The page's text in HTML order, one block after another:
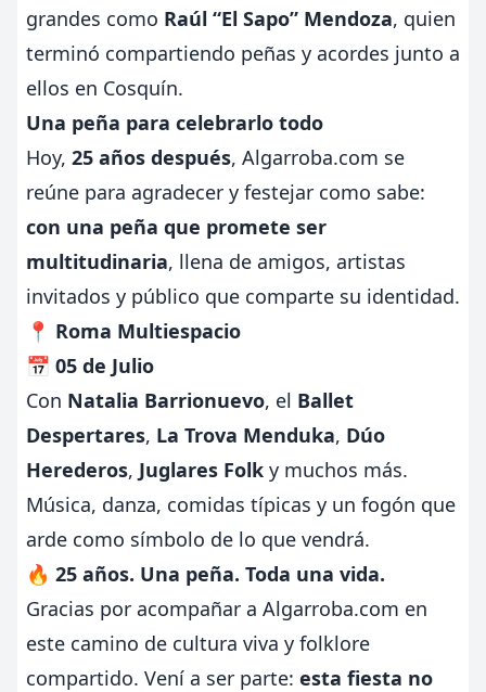
grandes como Raúl “El Sapo” Mendoza, quien
terminó compartiendo peñas y acordes junto a
ellos en Cosquín.
Una peña para celebrarlo todo
Hoy, 25 años después, Algarroba.com se
reúne para agradecer y festejar como sabe:
con una peña que promete ser
multitudinaria, llena de amigos, artistas
invitados y público que comparte su identidad.
📍 Roma Multiespacio
📅 05 de Julio
Con Natalia Barrionuevo, el Ballet
Despertares, La Trova Menduka, Dúo
Herederos, Juglares Folk y muchos más.
Música, danza, comidas típicas y un fogón que
arde como símbolo de lo que vendrá.
🔥 25 años. Una peña. Toda una vida.
Gracias por acompañar a Algarroba.com en
este camino de cultura viva y folklore
compartido. Vení a ser parte: esta fiesta no